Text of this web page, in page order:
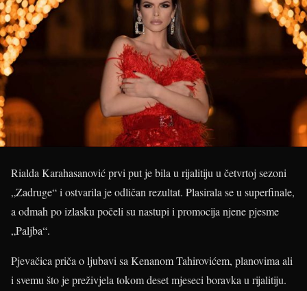
Rialda Karahasanović prvi put je bila u rijalitiju u četvrtoj sezoni
„Zadruge“ i ostvarila je odličan rezultat. Plasirala se u superfinale,
a odmah po izlasku počeli su nastupi i promocija njene pjesme
„Paljba“.
Pjevačica priča o ljubavi sa Kenanom Tahirovićem, planovima ali
i svemu što je preživjela tokom deset mjeseci boravka u rijalitiju.